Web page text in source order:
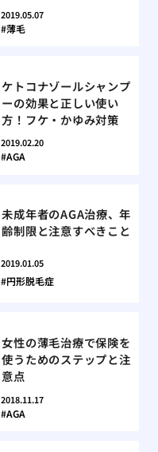
2019.05.07
薄毛
ケトコナゾールシャンプ
ーの効果と正しい使い
方！フケ・かゆみ対策
2019.02.20
AGA
未成年者のAGA治療、年
齢制限と注意すべきこと
2019.01.05
円形脱毛症
女性の薄毛治療で保険を
使うためのステップと注
意点
2018.11.17
AGA